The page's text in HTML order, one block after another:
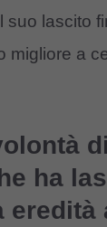
suo lascito
migliore a
ha
eredità